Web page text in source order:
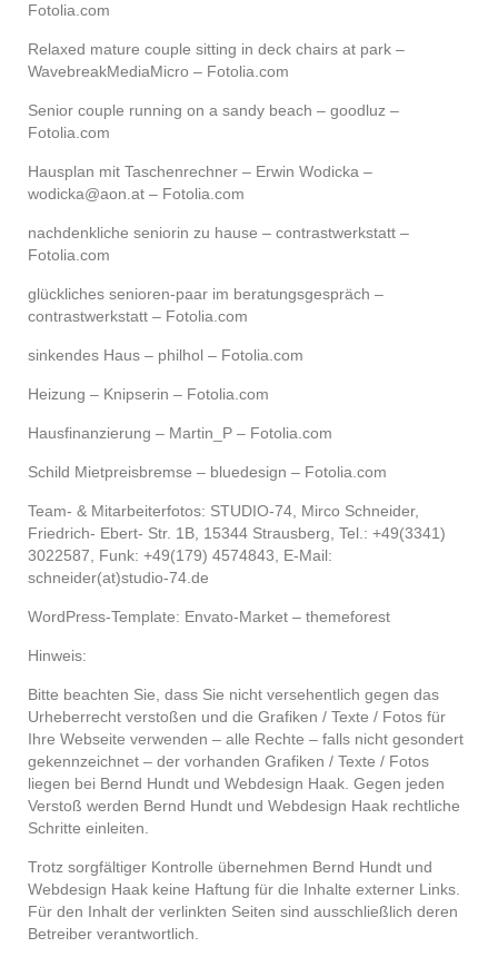
Fotolia.com
Relaxed mature couple sitting in deck chairs at park –
WavebreakMediaMicro – Fotolia.com
Senior couple running on a sandy beach – goodluz –
Fotolia.com
Hausplan mit Taschenrechner – Erwin Wodicka –
wodicka@aon.at – Fotolia.com
nachdenkliche seniorin zu hause – contrastwerkstatt –
Fotolia.com
glückliches senioren-paar im beratungsgespräch –
contrastwerkstatt – Fotolia.com
sinkendes Haus – philhol – Fotolia.com
Heizung – Knipserin – Fotolia.com
Hausfinanzierung – Martin_P – Fotolia.com
Schild Mietpreisbremse – bluedesign – Fotolia.com
Team- & Mitarbeiterfotos: STUDIO-74, Mirco Schneider,
Friedrich- Ebert- Str. 1B, 15344 Strausberg, Tel.: +49(3341)
3022587, Funk: +49(179) 4574843, E-Mail:
schneider(at)studio-74.de
WordPress-Template: Envato-Market – themeforest
Hinweis:
Bitte beachten Sie, dass Sie nicht versehentlich gegen das
Urheberrecht verstoßen und die Grafiken / Texte / Fotos für
Ihre Webseite verwenden – alle Rechte – falls nicht gesondert
gekennzeichnet – der vorhanden Grafiken / Texte / Fotos
liegen bei Bernd Hundt und Webdesign Haak. Gegen jeden
Verstoß werden Bernd Hundt und Webdesign Haak rechtliche
Schritte einleiten.
Trotz sorgfältiger Kontrolle übernehmen Bernd Hundt und
Webdesign Haak keine Haftung für die Inhalte externer Links.
Für den Inhalt der verlinkten Seiten sind ausschließlich deren
Betreiber verantwortlich.